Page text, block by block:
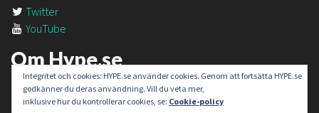
Twitter
YouTube
Om Hype.se
Om oss
Om #SweGame
Integritet och cookies: HYPE.se använder cookies. Genom att fortsätta HYPE.se
godkänner du deras användning. Vill du veta mer,
inklusive hur du kontrollerar cookies, se: Cookie-policy